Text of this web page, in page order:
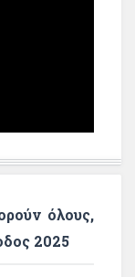
όλους,
2025